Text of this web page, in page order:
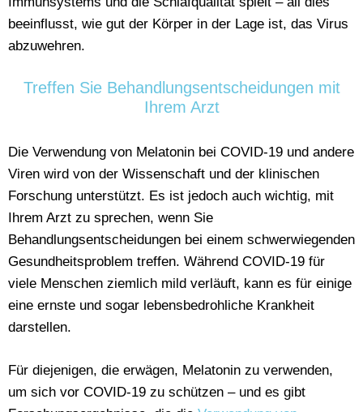
beeinflusst, wie gut der Körper in der Lage ist, das Virus
abzuwehren.
Treffen Sie Behandlungsentscheidungen mit
Ihrem Arzt
Die Verwendung von Melatonin bei COVID-19 und andere
Viren wird von der Wissenschaft und der klinischen
Forschung unterstützt. Es ist jedoch auch wichtig, mit
Ihrem Arzt zu sprechen, wenn Sie
Behandlungsentscheidungen bei einem schwerwiegenden
Gesundheitsproblem treffen. Während COVID-19 für
viele Menschen ziemlich mild verläuft, kann es für einige
eine ernste und sogar lebensbedrohliche Krankheit
darstellen.
Für diejenigen, die erwägen, Melatonin zu verwenden,
um sich vor COVID-19 zu schützen – und es gibt